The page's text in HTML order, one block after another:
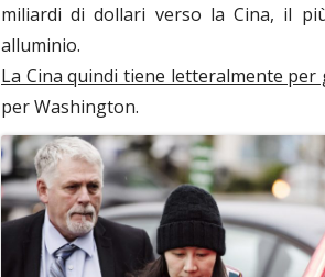
miliardi di dollari verso la Cina, il
alluminio.
La Cina quindi tiene letteralmente
per Washington.